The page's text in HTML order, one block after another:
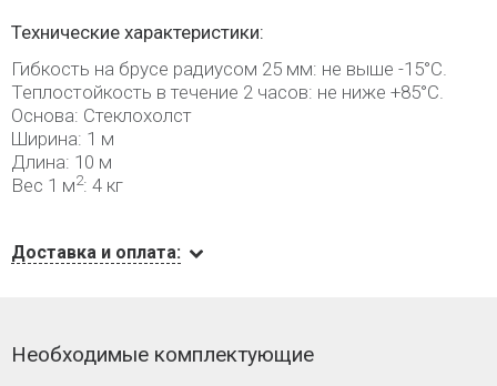
Технические характеристики:
Гибкость на брусе радиусом 25 мм: не выше -15°С.
Теплостойкость в течение 2 часов: не ниже +85°С.
Основа: Стеклохолст
Ширина: 1 м
Длина: 10 м
Вес 1 м2: 4 кг
Доставка и оплата:
Необходимые комплектующие